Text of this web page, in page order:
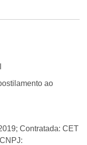
ao
Contratada: CET